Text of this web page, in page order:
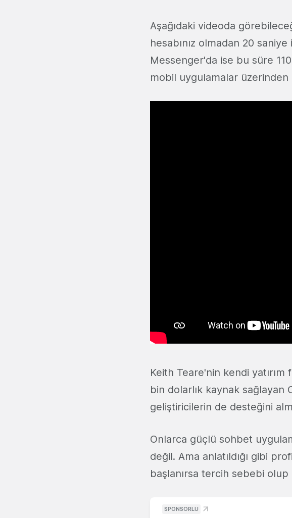
Aşağıdaki videoda
hesabınız olmadan 20
Messenger'da ise bu süre
mobil uygulamalar üzerinden
Keith Teare'nin kendi
bin dolarlık kaynak sağlayan
geliştiricilerin de desteğini
Onlarca güçlü sohbet
değil. Ama anlatıldığı gibi
başlanırsa tercih sebebi
SPONSORLU